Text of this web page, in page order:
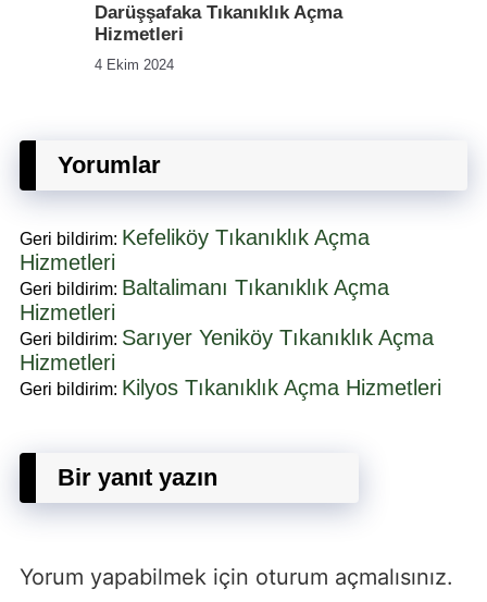
Darüşşafaka Tıkanıklık Açma
Hizmetleri
4 Ekim 2024
Yorumlar
Geri bildirim: Kefeliköy Tıkanıklık Açma
Hizmetleri
Geri bildirim: Baltalimanı Tıkanıklık Açma
Hizmetleri
Geri bildirim: Sarıyer Yeniköy Tıkanıklık Açma
Hizmetleri
Geri bildirim: Kilyos Tıkanıklık Açma Hizmetleri
Bir yanıt yazın
Yorum yapabilmek için oturum açmalısınız.